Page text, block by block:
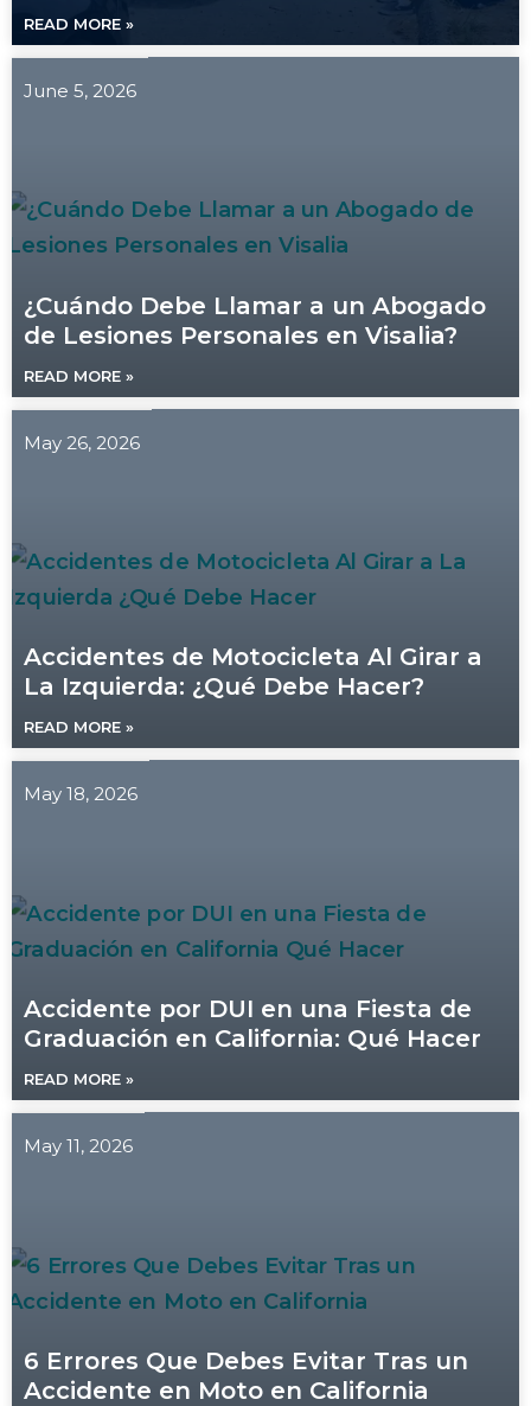
READ MORE »
¿Cuándo Debe Llamar a un Abogado
de Lesiones Personales en Visalia?
READ MORE »
June 5, 2026
Accidentes de Motocicleta Al Girar a
La Izquierda: ¿Qué Debe Hacer?
READ MORE »
May 26, 2026
Accidente por DUI en una Fiesta de
Graduación en California: Qué Hacer
READ MORE »
May 18, 2026
6 Errores Que Debes Evitar Tras un
Accidente en Moto en California
May 11, 2026